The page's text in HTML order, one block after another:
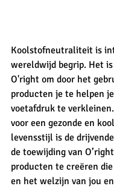
Koolstofneutraliteit is
wereldwijd begrip. Het is
O'right om door het
producten je te helpen
voetafdruk te
voor een gezonde en
levensstijl is de
de toewijding van
producten te creëren
en het welzijn van jou